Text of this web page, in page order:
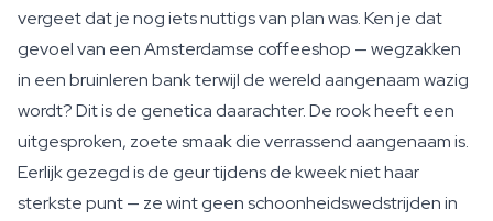
vergeet dat je nog iets nuttigs van plan was. Ken je dat
gevoel van een Amsterdamse coffeeshop — wegzakken
in een bruinleren bank terwijl de wereld aangenaam wazig
wordt? Dit is de genetica daarachter. De rook heeft een
uitgesproken, zoete smaak die verrassend aangenaam is.
Eerlijk gezegd is de geur tijdens de kweek niet haar
sterkste punt — ze wint geen schoonheidswedstrijden in